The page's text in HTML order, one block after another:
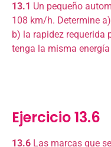
13.1 Un pequeño
108 km/h. Determine
b) la rapidez requerida
tenga la misma
Ejercicio 13.6
13.6 Las marcas que